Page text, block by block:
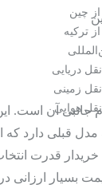
چین
ترکیه
دریایی
زمینی
هوایی
جانبی آن
قبلی دارد
قدرت
بسیار